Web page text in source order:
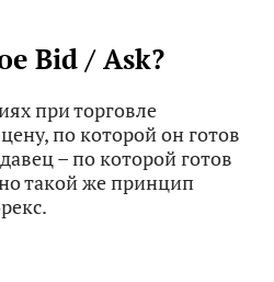
Bid / Ask?
при торговле
по которой он готов
– по которой готов
такой же принцип